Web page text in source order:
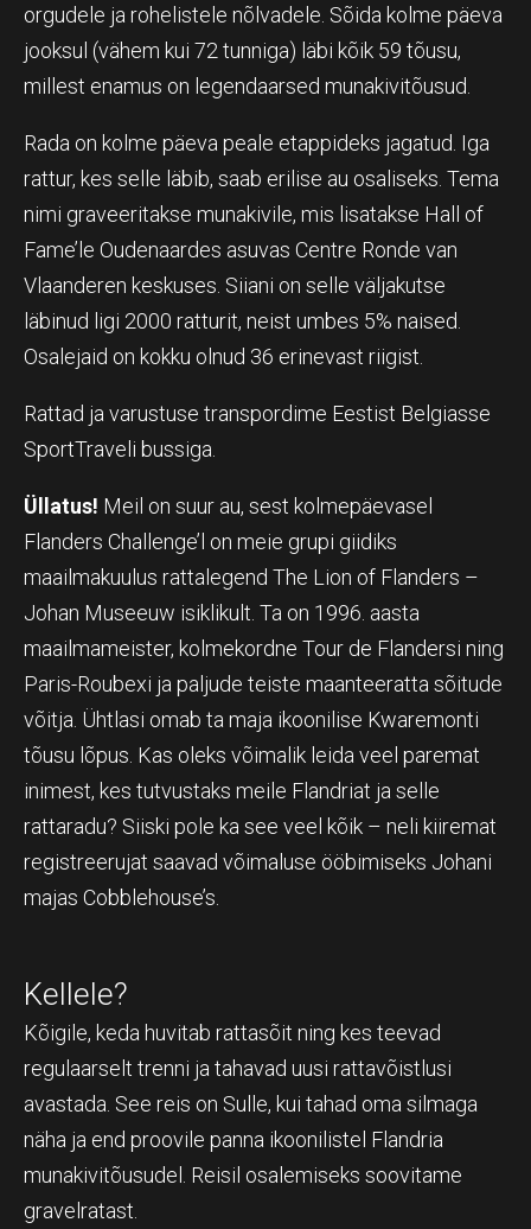
orgudele ja rohelistele nõlvadele. Sõida kolme päeva
jooksul (vähem kui 72 tunniga) läbi kõik 59 tõusu,
millest enamus on legendaarsed munakivitõusud.
Rada on kolme päeva peale etappideks jagatud. Iga
rattur, kes selle läbib, saab erilise au osaliseks. Tema
nimi graveeritakse munakivile, mis lisatakse Hall of
Fame’le Oudenaardes asuvas Centre Ronde van
Vlaanderen keskuses. Siiani on selle väljakutse
läbinud ligi 2000 ratturit, neist umbes 5% naised.
Osalejaid on kokku olnud 36 erinevast riigist.
Rattad ja varustuse transpordime Eestist Belgiasse
SportTraveli bussiga.
Üllatus! Meil on suur au, sest kolmepäevasel
Flanders Challenge’l on meie grupi giidiks
maailmakuulus rattalegend The Lion of Flanders –
Johan Museeuw isiklikult. Ta on 1996. aasta
maailmameister, kolmekordne Tour de Flandersi ning
Paris-Roubexi ja paljude teiste maanteeratta sõitude
võitja. Ühtlasi omab ta maja ikoonilise Kwaremonti
tõusu lõpus. Kas oleks võimalik leida veel paremat
inimest, kes tutvustaks meile Flandriat ja selle
rattaradu? Siiski pole ka see veel kõik – neli kiiremat
registreerujat saavad võimaluse ööbimiseks Johani
majas Cobblehouse’s.
Kellele?
Kõigile, keda huvitab rattasõit ning kes teevad
regulaarselt trenni ja tahavad uusi rattavõistlusi
avastada. See reis on Sulle, kui tahad oma silmaga
näha ja end proovile panna ikoonilistel Flandria
munakivitõusudel. Reisil osalemiseks soovitame
gravelratast.